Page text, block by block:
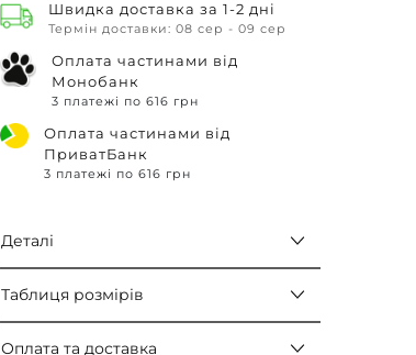
Швидка доставка за 1-2 дні
Термін доставки: 08 сер - 09 сер
Оплата частинами від
Монобанк
3 платежі по 616 грн
Оплата частинами від
ПриватБанк
3 платежі по 616 грн
Деталі
Таблиця розмірів
Оплата та доставка